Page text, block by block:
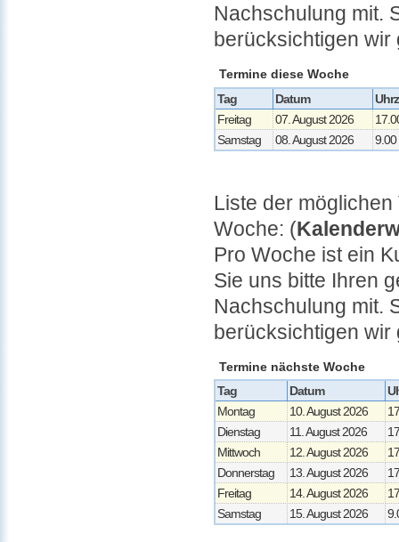
Nachschulung mit.
berücksichtigen wir
Termine diese Woche
Tag
Datum
Freitag
07. August 2026
Samstag
08. August 2026 9.00
Liste der
Woche: (
Pro Woche ist ein
Sie uns bitte Ihren
Nachschulung mit.
berücksichtigen wir
Termine nächste Woche
Tag
Datum
Montag
10. August 2026
Dienstag
11. August 2026
Mittwoch
12. August 2026
Donnerstag
13. August 2026
Freitag
14. August 2026
Samstag
15. August 2026